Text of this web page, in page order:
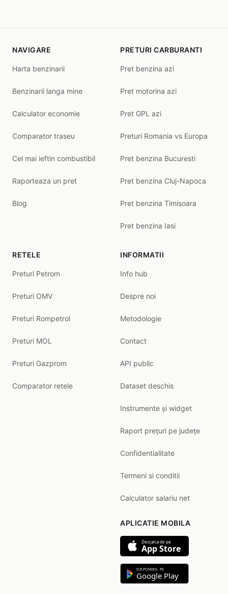
NAVIGARE
Harta benzinarii
Benzinarii langa mine
Calculator economie
Comparator traseu
Cel mai ieftin combustibil
Raporteaza un pret
Blog
PRETURI CARBURANTI
Pret benzina azi
Pret motorina azi
Pret GPL azi
Preturi Romania vs Europa
Pret benzina Bucuresti
Pret benzina Cluj-Napoca
Pret benzina Timisoara
Pret benzina Iasi
RETELE
Preturi Petrom
Preturi OMV
Preturi Rompetrol
Preturi MOL
Preturi Gazprom
Comparator retele
INFORMATII
Info hub
Despre noi
Metodologie
Contact
API public
Dataset deschis
Instrumente și widget
Raport prețuri pe județe
Confidentialitate
Termeni si conditii
Calculator salariu net
APLICATIE MOBILA
Descarca de pe
App Store
DISPONIBIL PE
Google Play